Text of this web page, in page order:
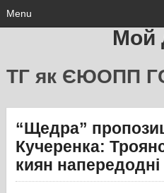
Menu
Мой
ТГ як ЄЮОПП
“Щедра”
Кучеренка:
киян напередодні